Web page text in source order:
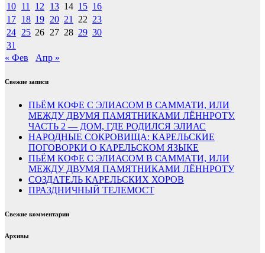
10 11 12 13 14 15 16
17 18 19 20 21 22 23
24 25 26 27 28 29 30
31
« Фев
Апр »
Свежие записи
ПЬЁМ КОФЕ С ЭЛИАСОМ В САММАТИ, ИЛИ
МЕЖДУ ДВУМЯ ПАМЯТНИКАМИ ЛЁННРОТУ.
ЧАСТЬ 2 — ДОМ, ГДЕ РОДИЛСЯ ЭЛИАС
НАРОДНЫЕ СОКРОВИЩА: КАРЕЛЬСКИЕ
ПОГОВОРКИ О КАРЕЛЬСКОМ ЯЗЫКЕ
ПЬЁМ КОФЕ С ЭЛИАСОМ В САММАТИ, ИЛИ
МЕЖДУ ДВУМЯ ПАМЯТНИКАМИ ЛЁННРОТУ
СОЗДАТЕЛЬ КАРЕЛЬСКИХ ХОРОВ
ПРАЗДНИЧНЫЙ ТЕЛЕМОСТ
Свежие комментарии
Архивы